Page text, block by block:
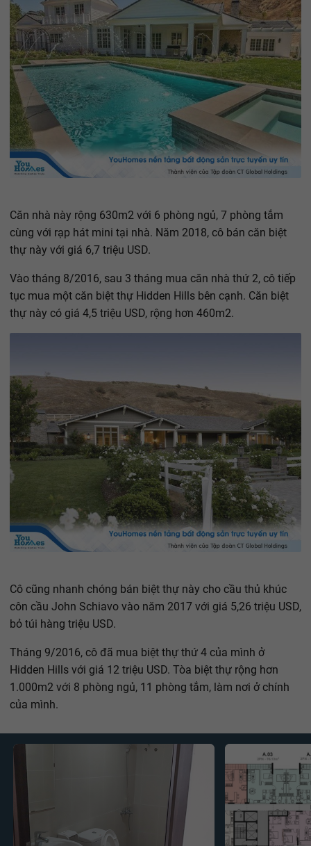
Căn nhà này rộng 630m2 với 6 phòng ngủ, 7 phòng tắm
cùng với rạp hát mini tại nhà. Năm 2018, cô bán căn biệt
thự này với giá 6,7 triệu USD.
Vào tháng 8/2016, sau 3 tháng mua căn nhà thứ 2, cô tiếp
tục mua một căn biệt thự Hidden Hills bên cạnh. Căn biệt
thự này có giá 4,5 triệu USD, rộng hơn 460m2.
Cô cũng nhanh chóng bán biệt thự này cho cầu thủ khúc
côn cầu John Schiavo vào năm 2017 với giá 5,26 triệu USD,
bỏ túi hàng triệu USD.
Tháng 9/2016, cô đã mua biệt thự thứ 4 của mình ở
Hidden Hills với giá 12 triệu USD. Tòa biệt thự rộng hơn
1.000m2 với 8 phòng ngủ, 11 phòng tắm, làm nơi ở chính
của mình.